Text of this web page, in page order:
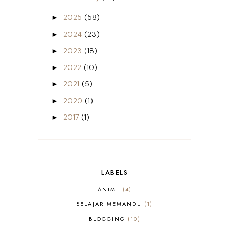
► 2025 (58)
► 2024 (23)
► 2023 (18)
► 2022 (10)
► 2021 (5)
► 2020 (1)
► 2017 (1)
LABELS
ANIME
4
BELAJAR MEMANDU
1
BLOGGING
10